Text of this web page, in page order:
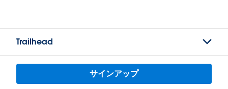
Trailhead
サインアップ